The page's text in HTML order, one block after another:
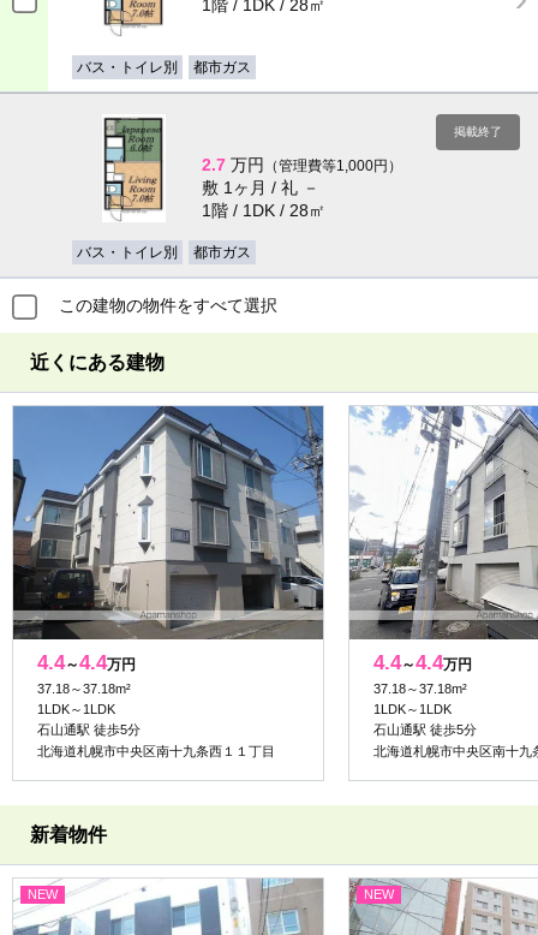
1階 / 1DK / 28㎡
バス・トイレ別 都市ガス
掲載終了
2.7 万円 （管理費等1,000円）
敷 1ヶ月 / 礼 －
1階 / 1DK / 28㎡
バス・トイレ別 都市ガス
この建物の物件をすべて選択
近くにある建物
4.4～4.4万円
37.18～37.18m²
1LDK～1LDK
石山通駅 徒歩5分
北海道札幌市中央区南十九条西１１丁目
4.4～4.4万円
37.18～37.18m²
1LDK～1LDK
石山通駅 徒歩5分
北海道札幌市中央区南十九
新着物件
NEW NEW